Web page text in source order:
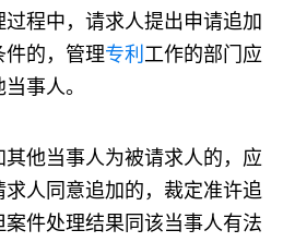
程中，请求人提出申请追加
件的，管理专利 工作的部门应
事人。
他当事人为被请求人的，应
人同意追加的，裁定准许追
件处理结果同该当事人有法